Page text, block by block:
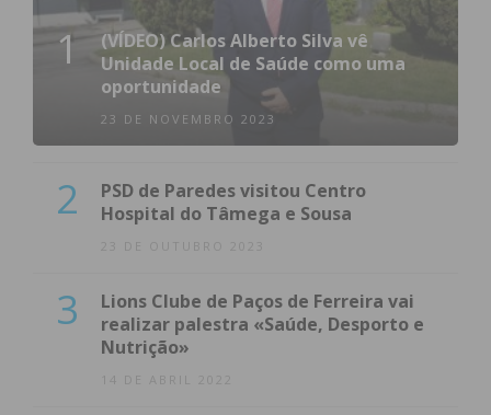
1
(VÍDEO) Carlos Alberto Silva vê
Unidade Local de Saúde como uma
oportunidade
23 DE NOVEMBRO 2023
2
PSD de Paredes visitou Centro
Hospital do Tâmega e Sousa
23 DE OUTUBRO 2023
3
Lions Clube de Paços de Ferreira vai
realizar palestra «Saúde, Desporto e
Nutrição»
14 DE ABRIL 2022